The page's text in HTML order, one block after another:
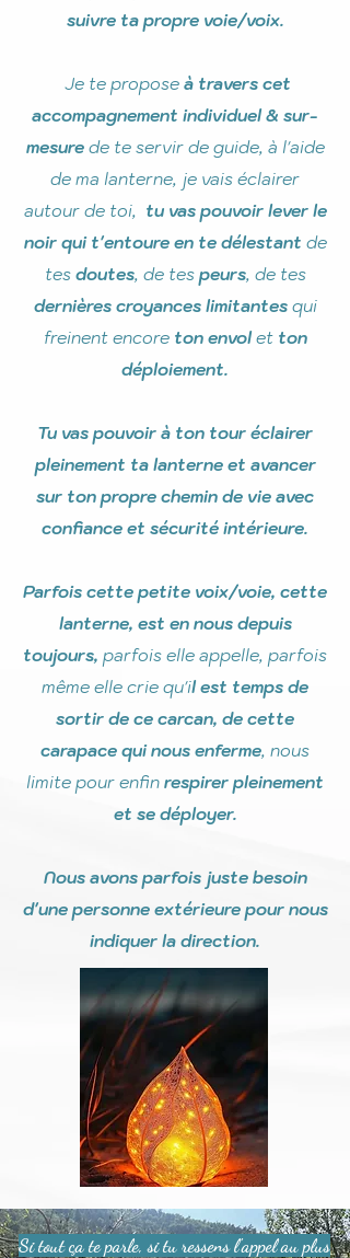
suivre ta propre voie/voix.
Je te propose à travers cet
accompagnement individuel & sur-
mesurede te servir de guide, à l'aide
de ma lanterne, je vais éclairer
autour de toi, tu vas pouvoir lever le
noir qui t'entoure en te délestant de
tes doutes, de tes peurs, de tes
dernières croyances limitantesqui
freinent encore ton envol etton
déploiement.
Tu vas pouvoir à ton tour éclairer
pleinement ta lanterne et avancer
sur ton propre chemin de vie avec
confiance et sécurité intérieure.
Parfois cette petite voix/voie, cette
lanterne, est en nous depuis
toujours, parfois elle appelle, parfois
même elle crie qu'il est temps de
sortir de ce carcan, de cette
carapace qui nous enferme, nous
limite pour enfin respirer pleinement
et se déployer.
Nous avons parfois juste besoin
d'une personne extérieure pour nous
indiquer la direction.
Si tout ça te parle, si tu ressens l'appel au plus